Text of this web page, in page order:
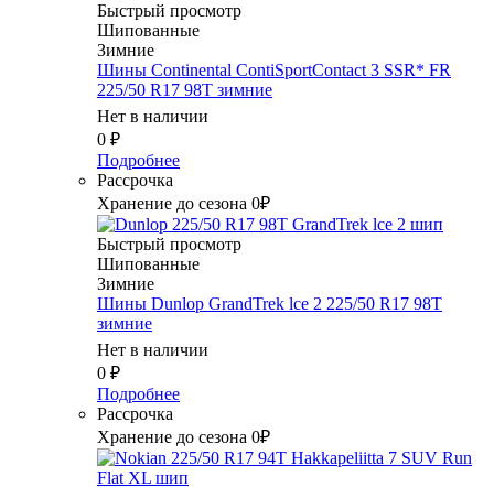
Быстрый просмотр
Шипованные
Зимние
Шины Continental ContiSportContact 3 SSR* FR
225/50 R17 98T зимние
Нет в наличии
0 ₽
Подробнее
Рассрочка
Хранение до сезона 0₽
Быстрый просмотр
Шипованные
Зимние
Шины Dunlop GrandTrek lce 2 225/50 R17 98T
зимние
Нет в наличии
0 ₽
Подробнее
Рассрочка
Хранение до сезона 0₽